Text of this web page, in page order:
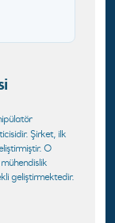
Şirket, ilk
O
geliştirmektedir.